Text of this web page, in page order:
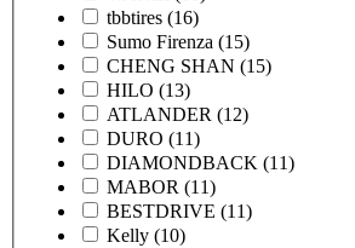
tbbtires (16)
Sumo Firenza (15)
CHENG SHAN (15)
HILO (13)
ATLANDER (12)
DURO (11)
DIAMONDBACK (11)
MABOR (11)
BESTDRIVE (11)
Kelly (10)